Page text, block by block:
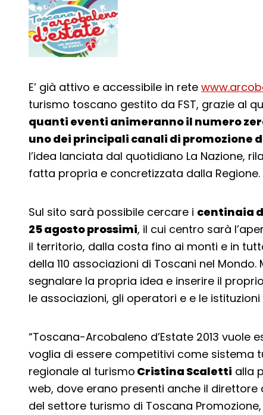
E’ già attivo e accessibile in rete
turismo toscano gestito da FST, grazie al
quanti eventi animeranno il numero
uno dei principali canali di promozione
l’idea lanciata dal quotidiano La Nazione,
fatta propria e concretizzata dalla Regione.
Sul sito sarà possibile cercare i centinaia
25 agosto prossimi, il cui centro sarà
il territorio, dalla costa fino ai monti e in
della 110 associazioni di Toscani nel
segnalare la propria idea e inserire il
le associazioni, gli operatori e e le
“Toscana-Arcobaleno d’Estate 2013 vuole
voglia di essere competitivi come sistema
regionale al turismo Cristina Scaletti alla
web, dove erano presenti anche il direttore
del settore turismo di Toscana Promozione,